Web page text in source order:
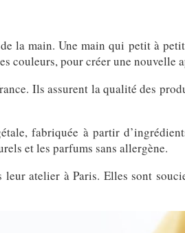
la main. Une main qui petit à
couleurs, pour créer une nouvelle
Ils assurent la qualité des
fabriquée à partir
et les parfums sans allergène.
atelier à Paris. Elles sont